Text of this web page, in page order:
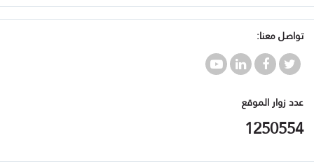
تواصل معنا:
عدد زوار الموقع
1250554